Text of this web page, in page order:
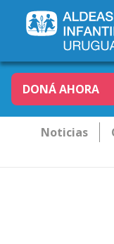
DONÁ AHORA
Novededades
Noticias